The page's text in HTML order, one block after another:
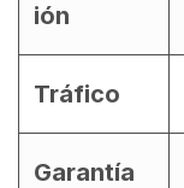
ión
Tráfico
Garantía